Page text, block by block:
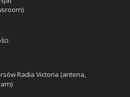
Radia Victoria (antena,